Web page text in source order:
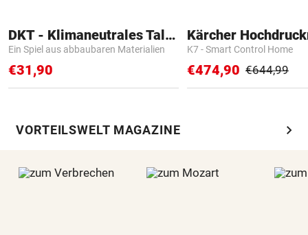
DKT - Klimaneutrales Talent
Ein Spiel aus abbaubaren Materialien
€31,90
Kärcher
K7 - Smart Control Home
€474,90 €644,99
VORTEILSWELT MAGAZINE chevron_right